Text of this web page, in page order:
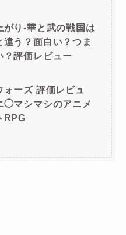
がり-華と武の戦国は
違う？面白い？つま
？評価レビュー
ォーズ 評価レビュ
◯マシマシのアニメ
RPG